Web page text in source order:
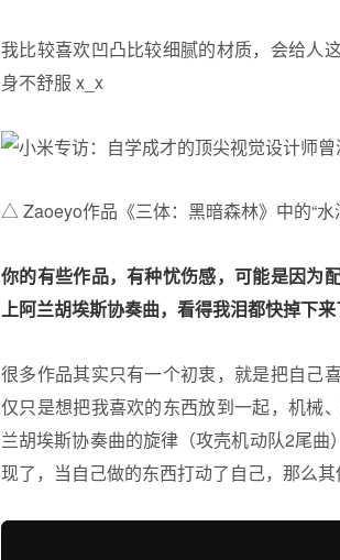
我比较喜欢凹凸比较细腻的材质，会给人
身不舒服 x_x
△ Zaoeyo作品《三体：黑暗森林》中的“水
你的有些作品，有种忧伤感，可能是因为
上阿兰胡埃斯协奏曲，看得我泪都快掉下
很多作品其实只有一个初衷，就是把自己
仅只是想把我喜欢的东西放到一起，机械
兰胡埃斯协奏曲的旋律（攻壳机动队2尾
现了，当自己做的东西打动了自己，那么其